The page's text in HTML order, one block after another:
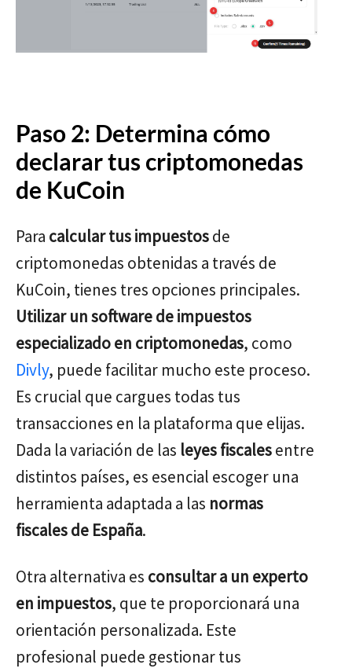
Paso 2: Determina cómo
declarar tus criptomonedas
de KuCoin
Para calcular tus impuestosde
criptomonedas obtenidas a través de
KuCoin, tienes tres opciones principales.
Utilizar un software de impuestos
especializado en criptomonedas, como
Divly, puede facilitar mucho este proceso.
Es crucial que cargues todas tus
transacciones en la plataforma que elijas.
Dada la variación de las leyes fiscalesentre
distintos países, es esencial escoger una
herramienta adaptada a las normas
fiscales de España.
Otra alternativa es consultar a un experto
en impuestos, que te proporcionará una
orientación personalizada. Este
profesional puede gestionar tus